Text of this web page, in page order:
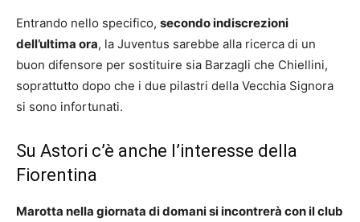
Entrando nello specifico, secondo indiscrezioni
dell’ultima ora, la Juventus sarebbe alla ricerca di un
buon difensore per sostituire sia Barzagli che Chiellini,
soprattutto dopo che i due pilastri della Vecchia Signora
si sono infortunati.
Su Astori c’è anche l’interesse della
Fiorentina
Marotta nella giornata di domani si incontrerà con il club